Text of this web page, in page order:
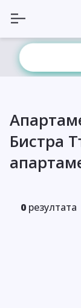
Бистра
0 резултата